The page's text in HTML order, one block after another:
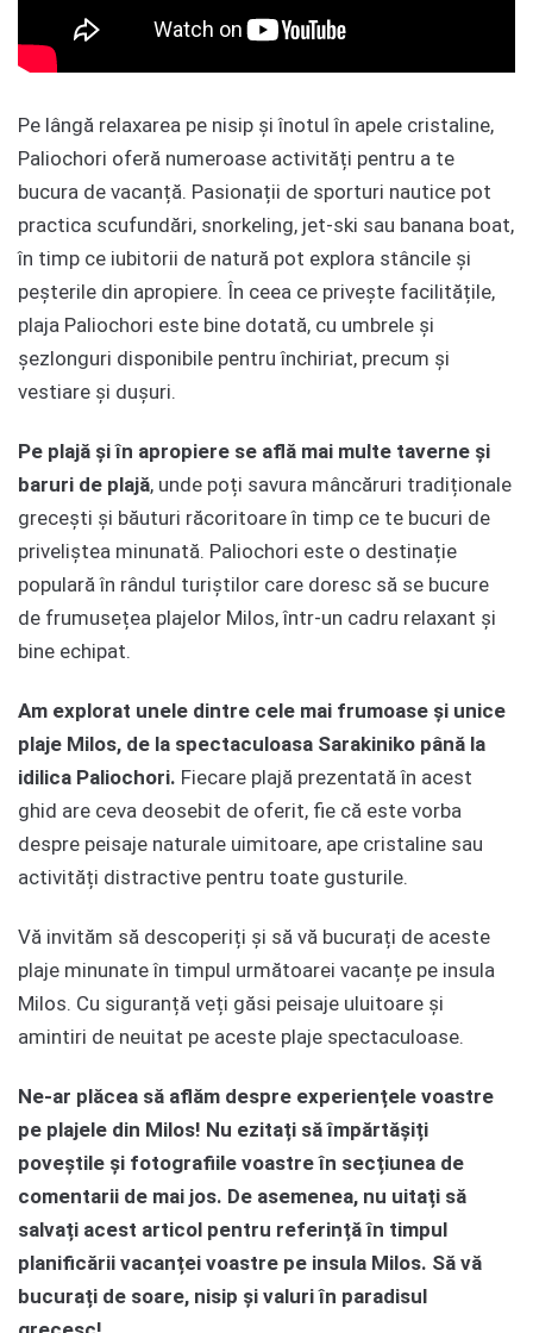
Pe lângă relaxarea pe nisip și înotul în apele cristaline,
Paliochori oferă numeroase activități pentru a te
bucura de vacanță. Pasionații de sporturi nautice pot
practica scufundări, snorkeling, jet-ski sau banana boat,
în timp ce iubitorii de natură pot explora stâncile și
peșterile din apropiere. În ceea ce privește facilitățile,
plaja Paliochori este bine dotată, cu umbrele și
șezlonguri disponibile pentru închiriat, precum și
vestiare și dușuri.
Pe plajă și în apropiere se află mai multe taverne și
baruri de plajă, unde poți savura mâncăruri tradiționale
grecești și băuturi răcoritoare în timp ce te bucuri de
priveliștea minunată. Paliochori este o destinație
populară în rândul turiștilor care doresc să se bucure
de frumusețea plajelor Milos, într-un cadru relaxant și
bine echipat.
Am explorat unele dintre cele mai frumoase și unice
plaje Milos, de la spectaculoasa Sarakiniko până la
idilica Paliochori. Fiecare plajă prezentată în acest
ghid are ceva deosebit de oferit, fie că este vorba
despre peisaje naturale uimitoare, ape cristaline sau
activități distractive pentru toate gusturile.
Vă invităm să descoperiți și să vă bucurați de aceste
plaje minunate în timpul următoarei vacanțe pe insula
Milos. Cu siguranță veți găsi peisaje uluitoare și
amintiri de neuitat pe aceste plaje spectaculoase.
Ne-ar plăcea să aflăm despre experiențele voastre
pe plajele din Milos! Nu ezitați să împărtășiți
poveștile și fotografiile voastre în secțiunea de
comentarii de mai jos. De asemenea, nu uitați să
salvați acest articol pentru referință în timpul
planificării vacanței voastre pe insula Milos. Să vă
bucurați de soare, nisip și valuri în paradisul